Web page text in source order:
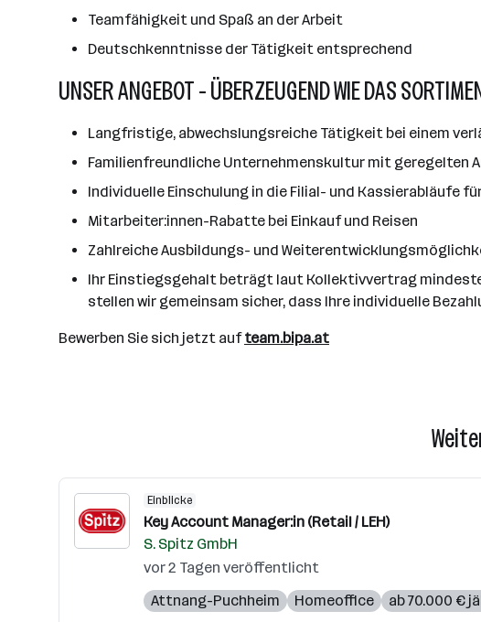
Teamfähigkeit und Spaß an der Arbeit
Deutschkenntnisse der Tätigkeit entsprechend
UNSER ANGEBOT - ÜBERZEUGEND WIE DAS
Langfristige, abwechslungsreiche Tätigkeit bei einem
Familienfreundliche Unternehmenskultur mit geregelten
Individuelle Einschulung in die Filial- und Kassierabläufe
Mitarbeiter:innen-Rabatte bei Einkauf und Reisen
Zahlreiche Ausbildungs- und
Ihr Einstiegsgehalt beträgt laut Kollektivvertrag
stellen wir gemeinsam sicher, dass Ihre individuelle
Bewerben Sie sich jetzt aufteam.bipa.at
Einblicke
Key Account Manager:in (Retail / LEH)
S. Spitz GmbH
vor 2 Tagen veröffentlicht
Attnang-Puchheim
Homeoffice ab 70.000 €